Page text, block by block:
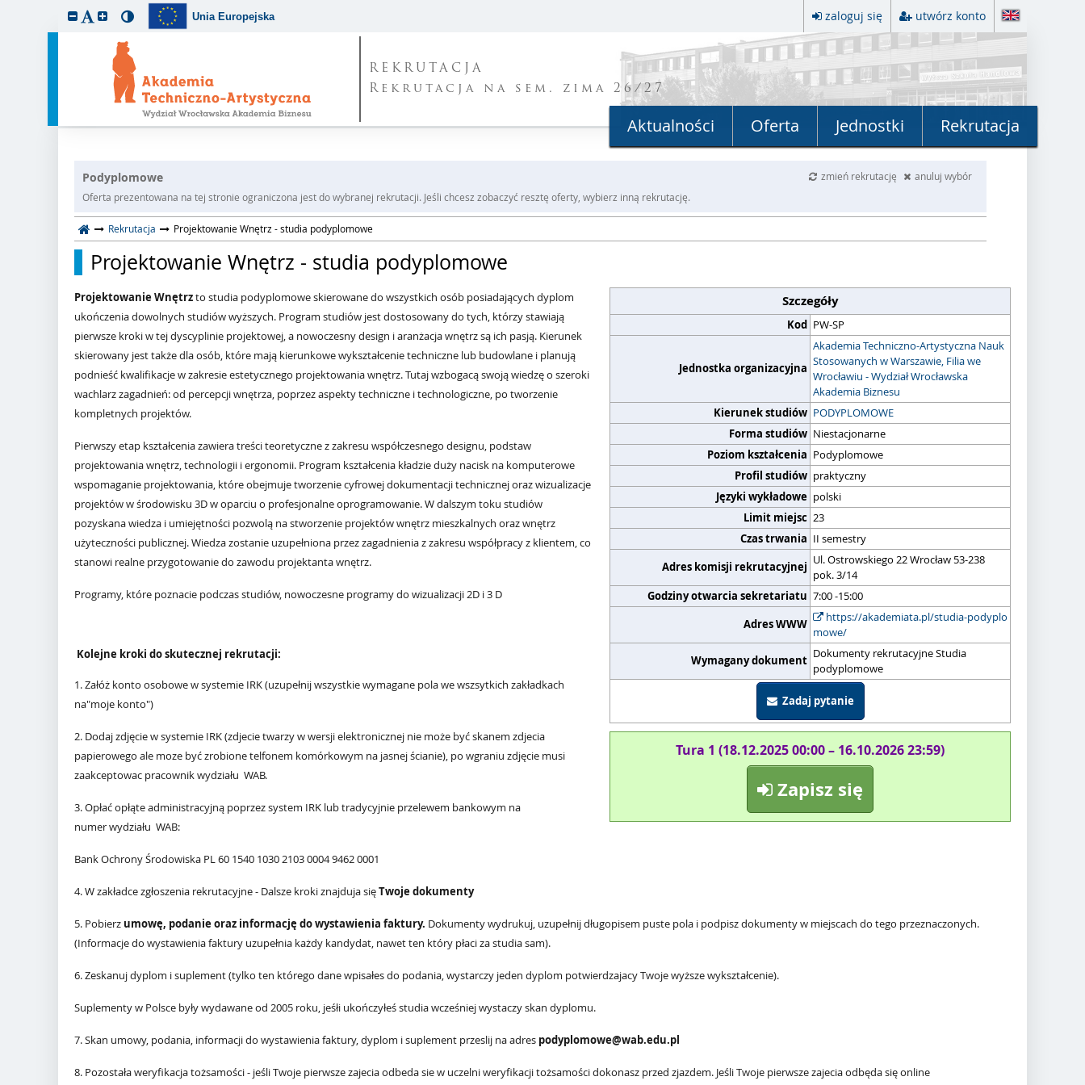
Unia Europejska zaloguj się utwórz konto
REKRUTACJA
Rekrutacja na sem. zima 26/27
Aktualności Oferta Jednostki Rekrutacja
Podyplomowe zmień rekrutację
anuluj wybór
Oferta prezentowana na tej stronie ograniczona jest do wybranej rekrutacji. Jeśli chcesz zobaczyć resztę oferty, wybierz inną rekrutację.
Rekrutacja Projektowanie Wnętrz - studia podyplomowe
Projektowanie Wnętrz - studia podyplomowe
Szczegóły
Kod PW-SP
Jednostka organizacyjna
Akademia Techniczno-Artystyczna Nauk
Stosowanych w Warszawie, Filia we
Wrocławiu - Wydział Wrocławska
Akademia Biznesu
Kierunek studiów PODYPLOMOWE
Forma studiów Niestacjonarne
Poziom kształcenia Podyplomowe
Profil studiów praktyczny
Języki wykładowe polski
Limit miejsc 23
Czas trwania II semestry
Adres komisji rekrutacyjnej Ul. Ostrowskiego 22 Wrocław 53-238
pok. 3/14
Godziny otwarcia sekretariatu 7:00 -15:00
Adres WWW
https://akademiata.pl/studia-podyplo
mowe/
Wymagany dokument Dokumenty rekrutacyjne Studia
podyplomowe
Zadaj pytanie
Tura 1 (18.12.2025 00:00 – 16.10.2026 23:59)
Zapisz się
Projektowanie Wnętrzto studia podyplomowe skierowane do wszystkich osób posiadających dyplom
ukończenia dowolnych studiów wyższych. Program studiów jest dostosowany do tych, którzy stawiają
pierwsze kroki w tej dyscyplinie projektowej, a nowoczesny design i aranżacja wnętrz są ich pasją. Kierunek
skierowany jest także dla osób, które mają kierunkowe wykształcenie techniczne lub budowlane i planują
podnieść kwalifikacje w zakresie estetycznego projektowania wnętrz.Tutaj wzbogacą swoją wiedzę o szeroki
wachlarz zagadnień:od percepcji wnętrza, poprzez aspekty techniczne i technologiczne, po tworzenie
kompletnych projektów.
Pierwszy etap kształcenia zawiera treści teoretyczne z zakresu współczesnego designu, podstaw
projektowania wnętrz, technologii i ergonomii. Program kształcenia kładzie duży nacisk na komputerowe
wspomaganie projektowania, które obejmuje tworzenie cyfrowej dokumentacji technicznej orazwizualizacje
projektów w środowisku 3Dw oparciu o profesjonalne oprogramowanie. W dalszym toku studiów
pozyskana wiedza i umiejętności pozwolą nastworzenie projektów wnętrz mieszkalnych oraz wnętrz
użyteczności publicznej.Wiedza zostanie uzupełniona przez zagadnienia z zakresu współpracy z klientem, co
stanowi realne przygotowanie do zawodu projektanta wnętrz.
Programy, które poznacie podczas studiów, nowoczesne programy do wizualizacji 2D i 3 D
Kolejne kroki do skutecznej rekrutacji:
1. Załóż konto osobowe w systemie IRK (uzupełnij wszystkie wymagane pola we wszsytkich zakładkach
na"moje konto")
2. Dodaj zdjęcie w systemie IRK (zdjecie twarzy w wersji elektronicznej nie może być skanem zdjecia
papierowego ale moze być zrobione telfonem komórkowym na jasnej ścianie), po wgraniu zdjęcie musi
zaakceptowac pracownikwydziału WAB.
3. Opłać opłąte administracyjną poprzez system IRK lub tradycyjnie przelewem bankowym na
numerwydziału WAB:
Bank Ochrony Środowiska PL 60 1540 1030 2103 0004 9462 0001
4. W zakładce zgłoszenia rekrutacyjne - Dalsze kroki znajduja sięTwoje dokumenty
5. Pobierz umowę, podanie oraz informację do wystawienia faktury. Dokumenty wydrukuj, uzupełnij długopisem puste pola i podpisz dokumenty w miejscach do tego przeznaczonych.
(Informacje do wystawienia faktury uzupełnia każdy kandydat, nawet ten który płaci za studia sam).
6. Zeskanuj dyplom i suplement (tylko ten którego dane wpisałes do podania, wystarczy jeden dyplom potwierdzajacy Twoje wyższe wykształcenie).
Suplementy w Polsce były wydawane od 2005 roku, jeśłi ukończyłeś studia wcześniej wystaczy skan dyplomu.
7. Skan umowy, podania, informacji do wystawienia faktury, dyplom i suplement przeslij na adres podyplomowe@wab.edu.pl
8. Pozostała weryfikacja tożsamości - jeśli Twoje pierwsze zajecia odbeda sie w uczelni weryfikacji tożsamości dokonasz przed zjazdem. Jeśli Twoje pierwsze zajecia odbęda się online